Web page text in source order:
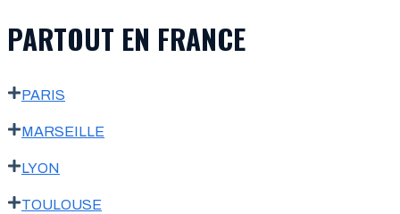
PARTOUT EN FRANCE
PARIS
MARSEILLE
LYON
TOULOUSE